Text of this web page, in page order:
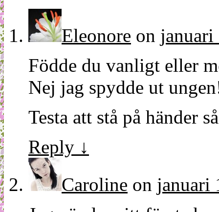
Eleonore on januari
Födde du vanligt eller
Nej jag spydde ut
Testa att stå på händer
Reply ↓
Caroline on januari